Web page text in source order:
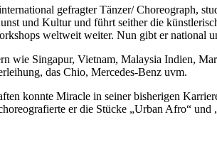
gefragter Tänzer/ Choreograph,
und Kultur und führt seither die
weltweit weiter. Nun gibt er national
wie Singapur, Vietnam, Malaysia Indien,
das Chio, Mercedes-Benz uvm.
konnte Miracle in seiner bisherigen
er die Stücke „Urban Afro“ und